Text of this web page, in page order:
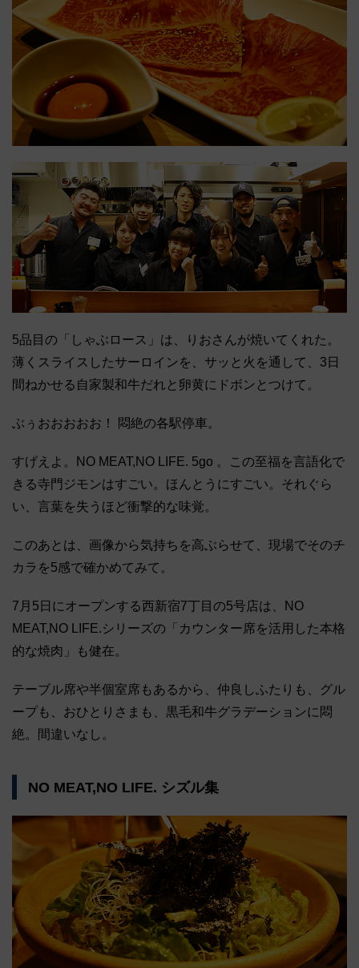
5品目の「しゃぶロース」は、りおさんが焼いてくれた。
薄くスライスしたサーロインを、サッと火を通して、3日
間ねかせる自家製和牛だれと卵黄にドボンとつけて。
ぶぅおおおおお！ 悶絶の各駅停車。
すげえよ。NO MEAT,NO LIFE. 5go 。この至福を言語化で
きる寺門ジモンはすごい。ほんとうにすごい。それぐら
い、言葉を失うほど衝撃的な味覚。
このあとは、画像から気持ちを高ぶらせて、現場でそのチ
カラを5感で確かめてみて。
7月5日にオープンする西新宿7丁目の5号店は、NO
MEAT,NO LIFE.シリーズの「カウンター席を活用した本格
的な焼肉」も健在。
テーブル席や半個室席もあるから、仲良しふたりも、グル
ープも、おひとりさまも、黒毛和牛グラデーションに悶
絶。間違いなし。
NO MEAT,NO LIFE. シズル集